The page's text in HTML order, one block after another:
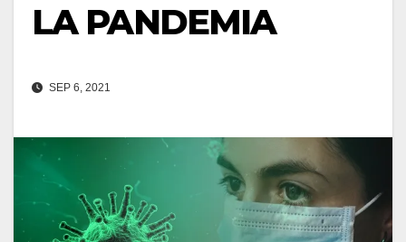
LA PANDEMIA
SEP 6, 2021